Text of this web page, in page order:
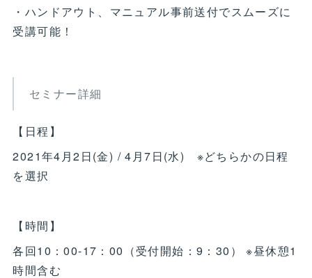
・ハンドアウト、マニュアル事前送付でスムーズに
受講可能！
セミナー詳細
【日程】
2021年4月2日(金) / 4月7日(水) ※どちらかの日程
を選択
【時間】
各回10：00-17：00（受付開始：9：30） ※昼休憩1
時間含む